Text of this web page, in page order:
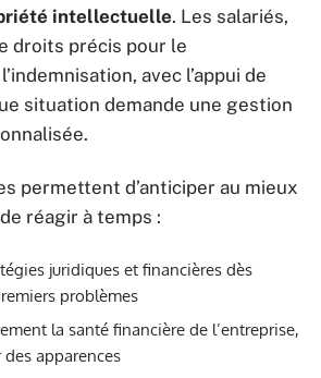
intellectuelle. Les salariés,
droits précis pour le
avec l’appui de
situation demande une gestion
permettent d’anticiper au mieux
réagir à temps :
juridiques et financières dès
problèmes
la santé financière de l’entreprise,
apparences